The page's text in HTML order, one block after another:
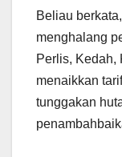
Beliau
menghalang
Perlis, Kedah,
menaikkan
tunggakan